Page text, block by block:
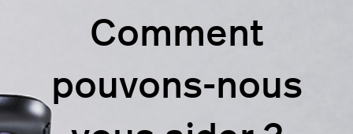
Comment
pouvons-nous